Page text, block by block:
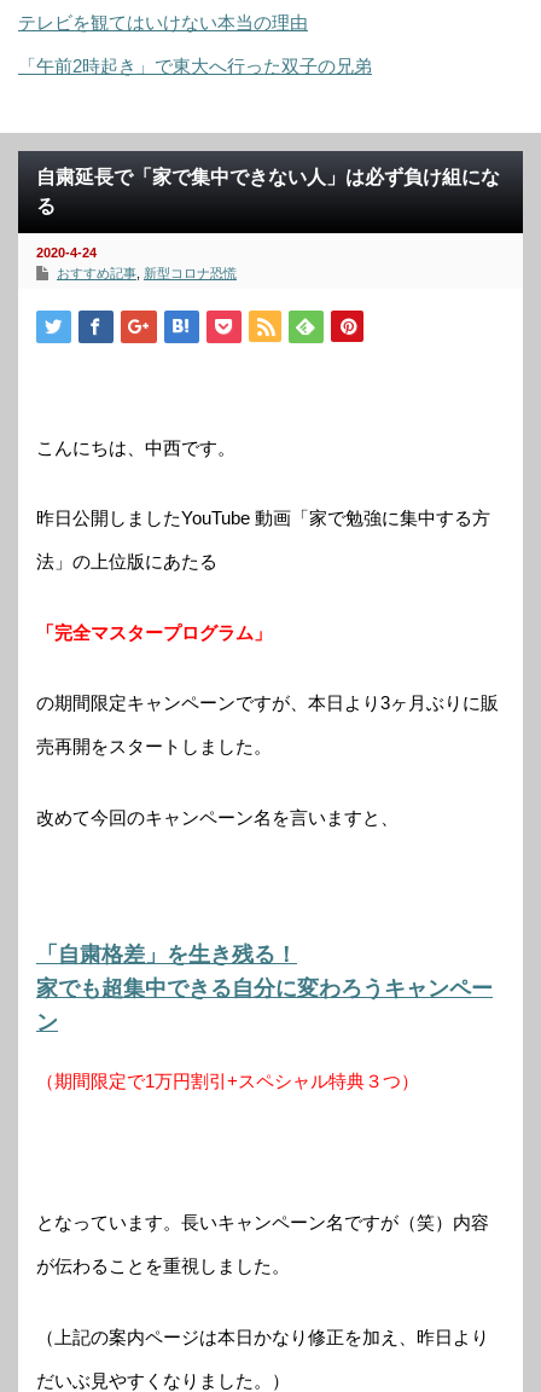
テレビを観てはいけない本当の理由
「午前2時起き」で東大へ行った双子の兄弟
自粛延長で「家で集中できない人」は必ず負け組にな
る
2020-4-24
おすすめ記事 新型コロナ恐慌
こんにちは、中西です。
昨日公開しましたYouTube 動画「家で勉強に集中する方
法」の上位版にあたる
「完全マスタープログラム」
の期間限定キャンペーンですが、本日より3ヶ月ぶりに販
売再開をスタートしました。
改めて今回のキャンペーン名を言いますと、
「自粛格差」を生き残る！
家でも超集中できる自分に変わろうキャンペー
ン
（期間限定で1万円割引+スペシャル特典３つ）
となっています。長いキャンペーン名ですが（笑）内容
が伝わることを重視しました。
（上記の案内ページは本日かなり修正を加え、昨日より
だいぶ見やすくなりました。）